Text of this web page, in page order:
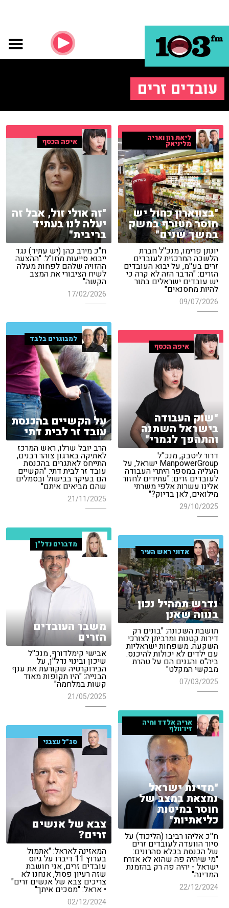
עובדים זרים
ליאת רון ואריה
מליניאק
"בצווארון כחול יש
חוסר מטורף במשק
במשך שנים"
יונתן פרימו, מנכ''ל חברת
הלשכה המרכזית לעובדים
זרים בע''מ, על יבוא העובדים
הזרים: "הדבר הזה לא קרה כי
יש עובדים ישראלים בתור
להיות מחסנאים"
09/07/2026
איפה הכסף
"זה אולי זול, אבל זה
יעלה לנו בעתיד
בריבית"
ח"כ מירב כהן (יש עתיד) נגד
ייבוא סייעות מחו"ל: "ההצעה
ההזויה שלהם לפחות מעלה
לשיח הציבורי את המצב
הקשה"
17/02/2026
למבוגרים בלבד
על הקשיים בהכנסת
עובד זר לבית דתי
הרב יובל שרלו, ראש המרכז
לאתיקה בארגון צוהר רבנים,
התייחס לאתגרים בהכנסת
עובד זר לבית דתי: "הקשיים
הם בעיקר בבישול ובסמלים
שהם מביאים איתם"
21/11/2025
איפה הכסף
"שוק העבודה
בישראל השתנה
והתהפך לגמרי"
דרור ליטבק, מנכ''ל
ManpowerGroup ישראל, על
העליה במספר היתרי העבודה
לעובדים זרים: "עתידים לחזור
אלינו עשרות אלפי משרתי
מילואים, לאן בדיוק?"
29/10/2025
מדברים נדל"ן
משבר העובדים
הזרים
אבישי קימלדורף, מנכ''ל
שיכון ובינוי נדל''ן, על
הבירוקרטיה שקורעת את ענף
הבנייה: "היו תקופות מאוד
קשות במלחמה"
21/05/2025
אדוני ראש העיר
נדרש תמהיל נכון
בנווה שאנן
תושבת השכונה: "בונים רק
דירות קטנות ומרביתן לצורכי
השקעה. משפחות ישראליות
עם ילדים לא יכולות להיכנס.
ביה"ס והגנים הם על טהרת
מבקשי המקלט"
07/03/2025
אריה אלדד ומיה
זיו־וולף
"מדינת ישראל
נמצאת במצב של
חוסר במיטות
כליאתיות"
ח''כ אליהו רביבו (הליכוד) על
סיור הוועדה לעובדים זרים
של הכנסת בכלא סהרונים:
"מי שיהיה פה שהוא לא אזרח
ישראל - יהיה פה רק בהזמנת
המדינה"
22/12/2024
סג"ל עצבני
צבא של אנשים
זרים?
המאזינה לאראל: "אתמול
בערוץ 11 דיברו על גיוס
עובדים זרים, אני חושבת
שזה רעיון פסול, אנחנו לא
צריכים צבא של אנשים זרים"
• אראל: "מסכים איתך"
02/12/2024